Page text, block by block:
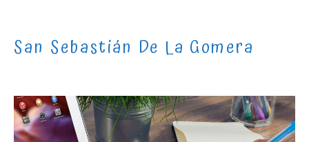
contentSan Sebastián De La Gomera